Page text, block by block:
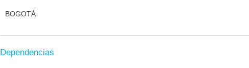
BOGOTÁ
Dependencias